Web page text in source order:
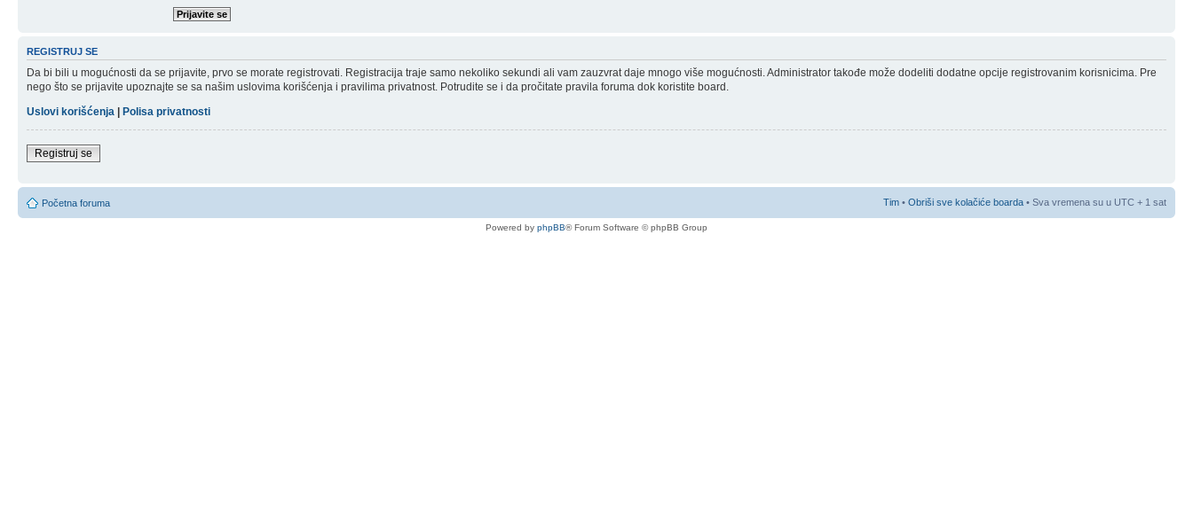
REGISTRUJ SE
Da bi bili u mogućnosti da se prijavite, prvo se morate registrovati. Registracija traje samo nekoliko sekundi ali vam zauzvrat daje mnogo više mogućnosti. Administrator takođe može dodeliti dodatne opcije registrovanim korisnicima. Pre
nego što se prijavite upoznajte se sa našim uslovima korišćenja i pravilima privatnost. Potrudite se i da pročitate pravila foruma dok koristite board.
Uslovi korišćenja | Polisa privatnosti
Registruj se
Početna foruma Tim • Obriši sve kolačiće boarda • Sva vremena su u UTC + 1 sat
Powered by phpBB® Forum Software © phpBB Group